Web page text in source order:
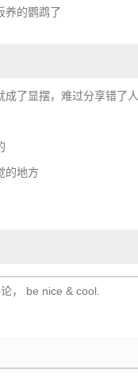
养的鹦鹉了
了显摆，难过分享错了人
的地方